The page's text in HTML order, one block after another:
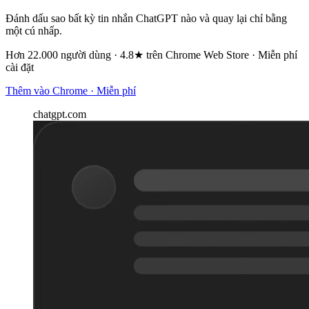
Đánh dấu sao bất kỳ tin nhắn ChatGPT nào và quay lại chỉ bằng
một cú nhấp.
Hơn 22.000 người dùng · 4.8★ trên Chrome Web Store · Miễn phí
cài đặt
Thêm vào Chrome · Miễn phí
chatgpt.com